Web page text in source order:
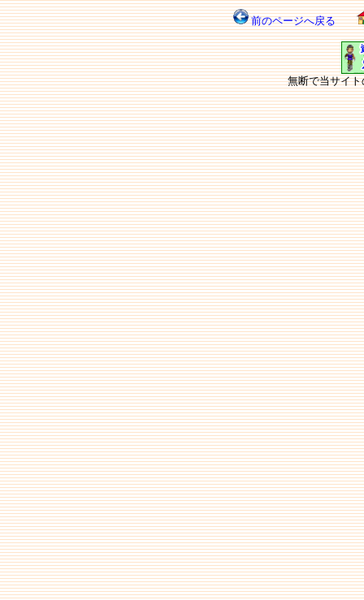
前のページへ戻る
無断で当サイ